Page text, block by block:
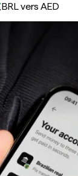
BRL vers AED